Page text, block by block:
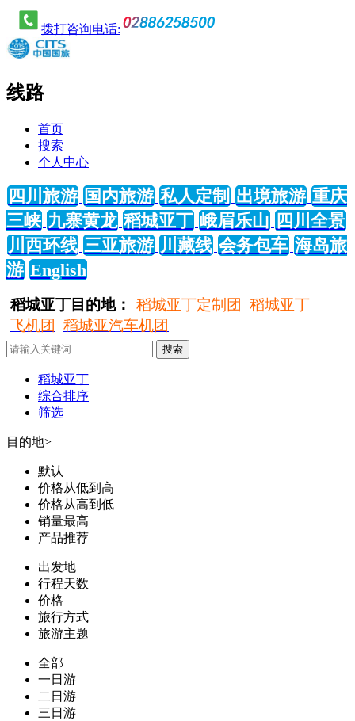
拨打咨询电话:
线路
首页
搜索
个人中心
四川旅游 国内旅游 私人定制 出境旅游 重庆
三峡 九寨黄龙 稻城亚丁 峨眉乐山 四川全景
川西环线 三亚旅游 川藏线 会务包车 海岛旅
游 English
稻城亚丁目的地： 稻城亚丁定制团 稻城亚丁
飞机团 稻城亚汽车机团
稻城亚丁
综合排序
筛选
目的地>
默认
价格从低到高
价格从高到低
销量最高
产品推荐
出发地
行程天数
价格
旅行方式
旅游主题
全部
一日游
二日游
三日游